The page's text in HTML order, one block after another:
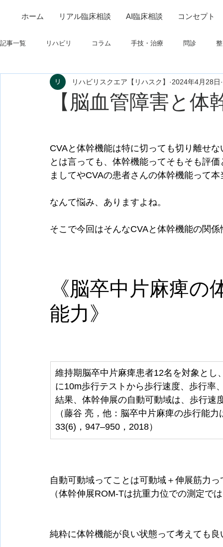
ホーム リアル臨床相談 AI臨床相談 コンセプト
記事一覧 リハビリ コラム 手技・治療 問診
制度関連 学会・研究関連 高次脳機能障害
【脳血管障害と体
リハビリスクエア【リハスク】 2024年4月28日
CVAと体幹機能は特に切っても切り離せな
とは言っても、体幹機能ってそもそも評
ましてやCVAの患者さんの体幹機能って
なんて悩み、ありますよね。
そこで今回はそんなCVAと体幹機能の関
《脳卒中片麻痺
能力》
維持期脳卒中片麻痺患者12名を対象と
に10m歩行テストから歩行速度、歩行率
結果、体幹伸展の自動可動域は、歩行速
（藤谷 亮，他：脳卒中片麻痺の歩行能
33(6)，947–950，2018）
自動可動域ってことは可動域＋伸展筋力
（体幹伸展ROM-Tは抗重力位での測定で
純粋に体幹機能が良い状態って考えても